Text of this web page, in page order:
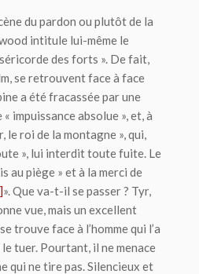
du pardon ou plutôt de la
intitule lui-même le
des forts ». De fait,
se retrouvent face à face
a été fracassée par une
« impuissance absolue », et, à
le roi de la montagne », qui,
», lui interdit toute fuite. Le
au piège » et à la merci de
». Que va-t-il se passer ? Tyr,
vue, mais un excellent
trouve face à l’homme qui l’a
tuer. Pourtant, il ne menace
qui ne tire pas. Silencieux et